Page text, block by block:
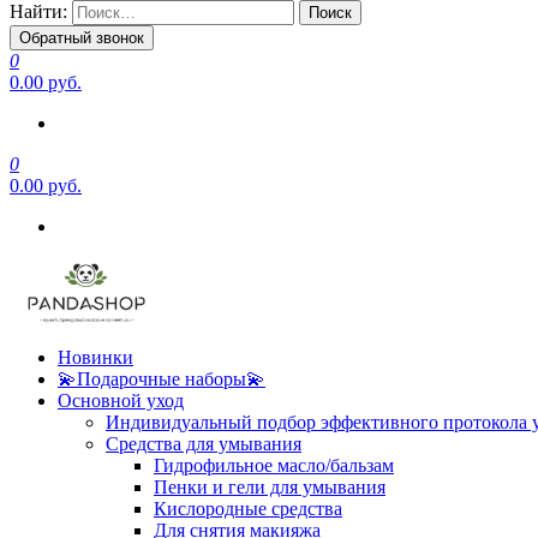
Найти:
Обратный звонок
0
0.00 руб.
0
0.00 руб.
Новинки
💫Подарочные наборы💫
Основной уход
Индивидуальный подбор эффективного протокола
Средства для умывания
Гидрофильное масло/бальзам
Пенки и гели для умывания
Кислородные средства
Для снятия макияжа